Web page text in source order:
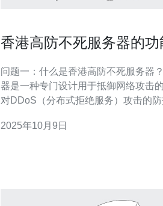
香港高防不死服务器的
问题一：什么是香港高防不死服务器
器是一种专门设计用于抵御网络攻击
对DDoS（分布式拒绝服务）攻击的
大的网络带宽，以确保在遭受攻击时
2025年10月9日